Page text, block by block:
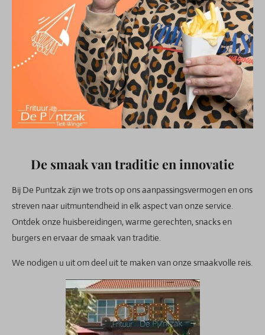
De smaak van traditie en innovatie
Bij De Puntzak zijn we trots op ons aanpassingsvermogen en ons
streven naar uitmuntendheid in elk aspect van onze service.
Ontdek onze huisbereidingen, warme gerechten, snacks en
burgers en ervaar de smaak van traditie.
We nodigen u uit om deel uit te maken van onze smaakvolle reis.